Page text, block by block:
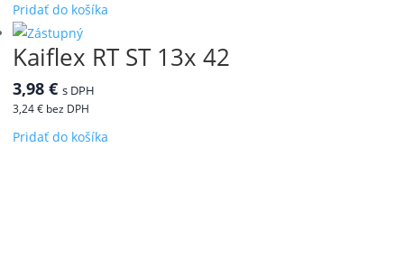
Pridať do košíka
Kaiflex RT ST 13x 42
3,98 € s DPH
3,24€ bez DPH
Pridať do košíka